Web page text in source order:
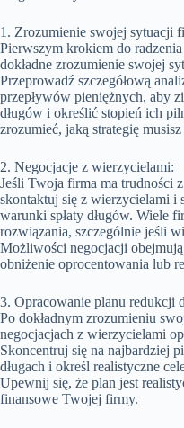
1. Zrozumienie swojej sytuacji
Pierwszym krokiem do
dokładne zrozumienie swojej
Przeprowadź szczegółową
przepływów pieniężnych, aby
długów i określić stopień ich
zrozumieć, jaką strategię
2. Negocjacje z wierzycielami:
Jeśli Twoja firma ma trudności
skontaktuj się z wierzycielami i
warunki spłaty długów. Wiele
rozwiązania, szczególnie jeśli
Możliwości negocjacji obejmują
obniżenie oprocentowania lub
3. Opracowanie planu redukcji
Po dokładnym zrozumieniu
negocjacjach z wierzycielami
Skoncentruj się na najbardziej
długach i określ realistyczne
Upewnij się, że plan jest
finansowe Twojej firmy.